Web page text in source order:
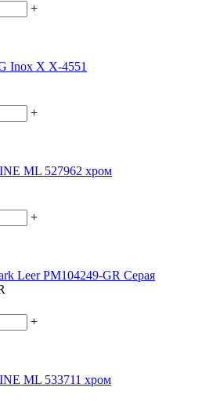
+
Inox X X-4551
+
ML 527962 хром
+
Leer PM104249-GR Серая
+
ML 533711 хром